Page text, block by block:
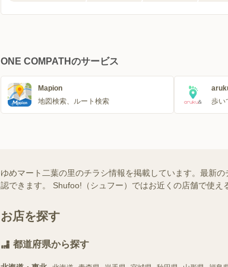
ONE COMPATHのサービス
Mapion
地図検索、ルート検索
歩い
ゆめマート二葉の里のチラシ情報を掲載しています。最新
認できます。 Shufoo!（シュフー）ではお近くの店舗で使え
お店を探す
都道府県から探す